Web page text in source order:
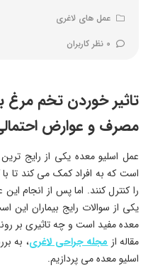
عمل های لاغری
0 نظر کاربران
تاثیر خوردن تخم مرغ
مصرف و عوارض
عمل اسلیو معده یکی از رایج
است که به افراد کمک می کند تا
را کنترل کنند. اما پس از انجام
یکی از سوالات رایج بیماران این
معده مفید است و چه تاثیری بر
مقاله ازمجله جراحی لاغری، به
اسلیو معده می پردازیم.